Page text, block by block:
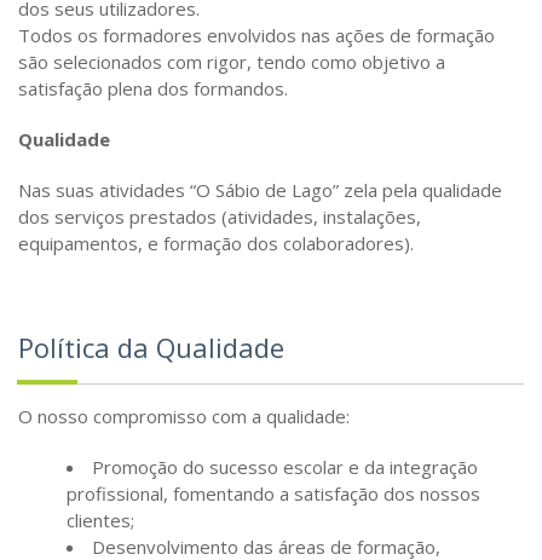
dos seus utilizadores.
Todos os formadores envolvidos nas ações de formação
são selecionados com rigor, tendo como objetivo a
satisfação plena dos formandos.
Qualidade
Nas suas atividades “O Sábio de Lago” zela pela qualidade
dos serviços prestados (atividades, instalações,
equipamentos, e formação dos colaboradores).
Política da Qualidade
O nosso compromisso com a qualidade:
Promoção do sucesso escolar e da integração
profissional, fomentando a satisfação dos nossos
clientes;
Desenvolvimento das áreas de formação,